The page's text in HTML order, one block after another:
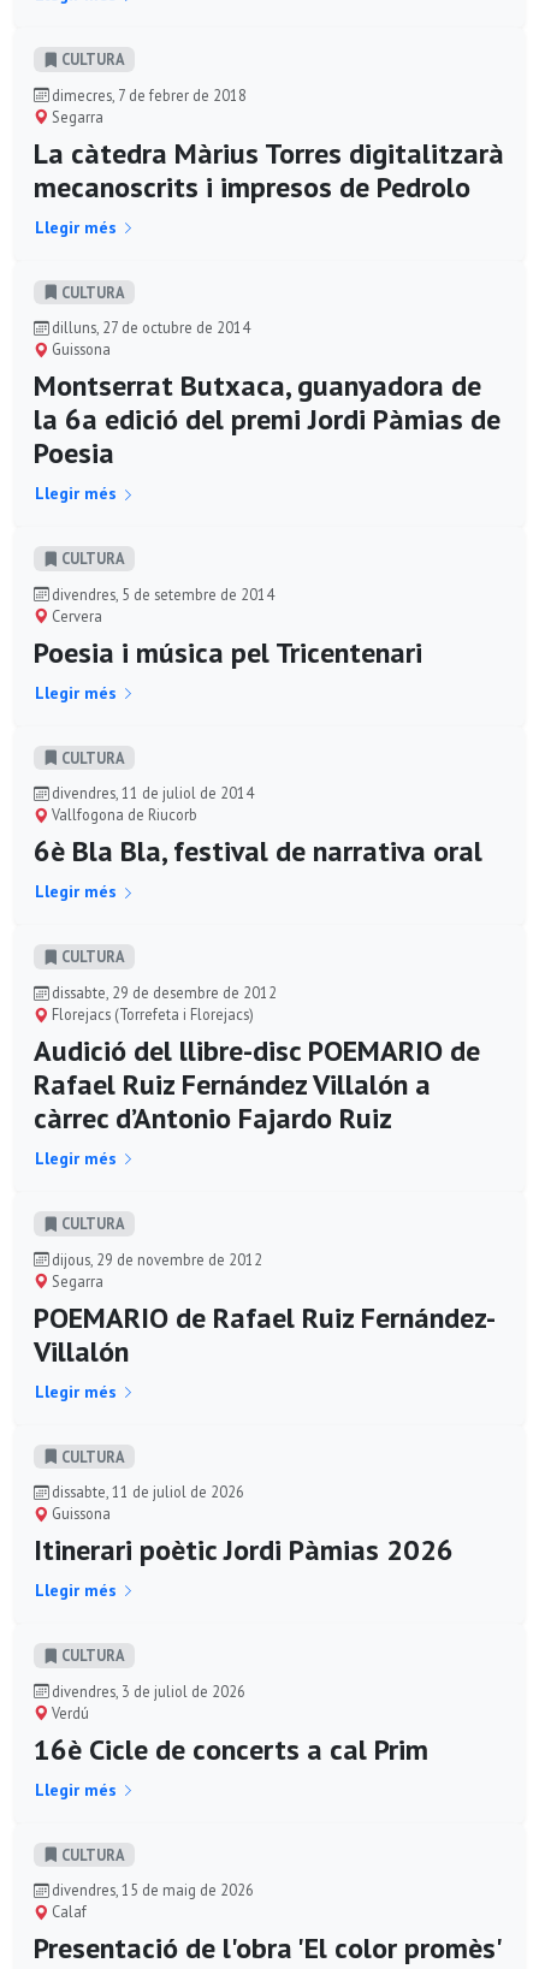
CULTURA
dimecres, 7 de febrer de 2018
Segarra
La càtedra Màrius Torres digitalitzarà
mecanoscrits i impresos de Pedrolo
Llegir més
CULTURA
dilluns, 27 de octubre de 2014
Guissona
Montserrat Butxaca, guanyadora de
la 6a edició del premi Jordi Pàmias de
Poesia
Llegir més
CULTURA
divendres, 5 de setembre de 2014
Cervera
Poesia i música pel Tricentenari
Llegir més
CULTURA
divendres, 11 de juliol de 2014
Vallfogona de Riucorb
6è Bla Bla, festival de narrativa oral
Llegir més
CULTURA
dissabte, 29 de desembre de 2012
Florejacs (Torrefeta i Florejacs)
Audició del llibre-disc POEMARIO de
Rafael Ruiz Fernández Villalón a
càrrec d’Antonio Fajardo Ruiz
Llegir més
CULTURA
dijous, 29 de novembre de 2012
Segarra
POEMARIO de Rafael Ruiz Fernández-
Villalón
Llegir més
CULTURA
dissabte, 11 de juliol de 2026
Guissona
Itinerari poètic Jordi Pàmias 2026
Llegir més
CULTURA
divendres, 3 de juliol de 2026
Verdú
16è Cicle de concerts a cal Prim
Llegir més
CULTURA
divendres, 15 de maig de 2026
Calaf
Presentació de l'obra 'El color promès'